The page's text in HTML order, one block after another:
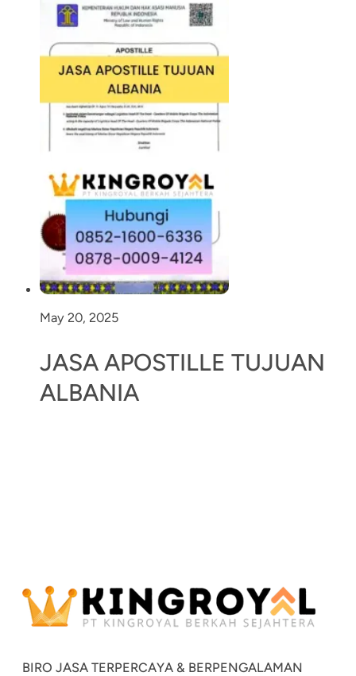
May 20, 2025
JASA APOSTILLE TUJUAN
ALBANIA
BIRO JASA TERPERCAYA & BERPENGALAMAN